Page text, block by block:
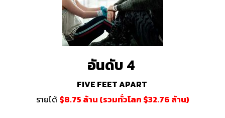
อันดับ 4
FIVE FEET APART
รายได้ $8.75 ล้าน (รวมทั่วโลก $32.76 ล้าน)